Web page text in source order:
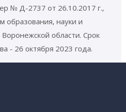
№ Д-2737 от 26.10.2017 г.,
образования, науки и
области. Срок
- 26 октября 2023 года.